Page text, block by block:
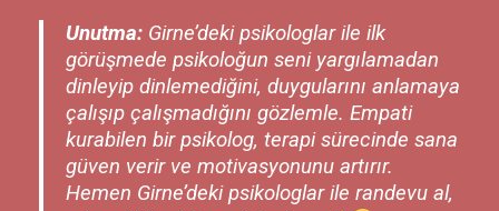
Unutma: Girne’deki psikologlar ile ilk
görüşmede psikoloğun seni yargılamadan
dinleyip dinlemediğini, duygularını anlamaya
çalışıp çalışmadığını gözlemle. Empati
kurabilen bir psikolog, terapi sürecinde sana
güven verir ve motivasyonunu artırır.
Hemen Girne’deki psikologlar ile randevu al,